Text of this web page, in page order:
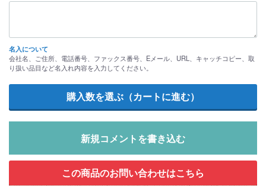
名入について
会社名、ご住所、電話番号、ファックス番号、Eメール、URL、キャッチコピー、取
り扱い品目など名入れ内容を入力してください。
新規コメントを書き込む